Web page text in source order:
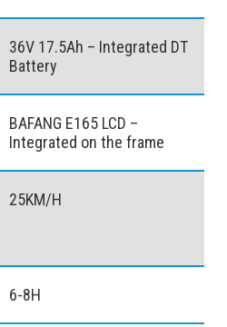
36V 17.5Ah – Integrated DT
Battery
BAFANG E165 LCD –
Integrated on the frame
25KM/H
6-8H